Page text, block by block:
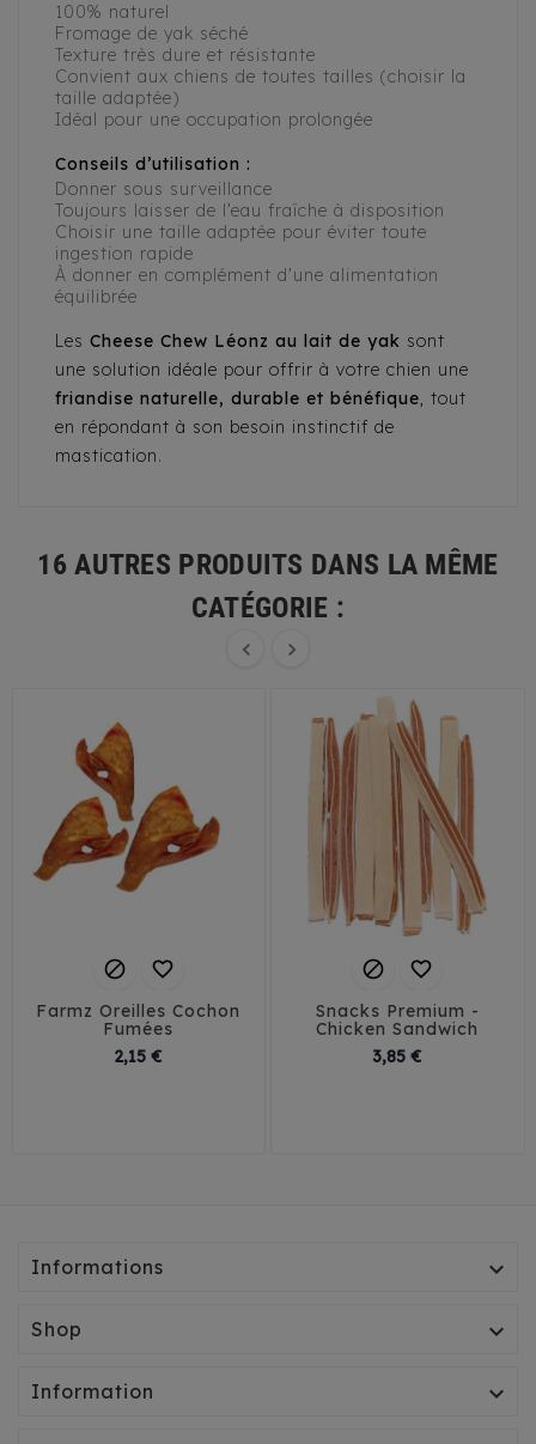
100% naturel
Fromage de yak séché
Texture très dure et résistante
Convient aux chiens de toutes tailles (choisir la
taille adaptée)
Idéal pour une occupation prolongée
Conseils d’utilisation :
Donner sous surveillance
Toujours laisser de l’eau fraîche à disposition
Choisir une taille adaptée pour éviter toute
ingestion rapide
À donner en complément d’une alimentation
équilibrée
Les Cheese Chew Léonz au lait de yak sont
une solution idéale pour offrir à votre chien une
friandise naturelle, durable et bénéfique, tout
en répondant à son besoin instinctif de
mastication.
16 AUTRES PRODUITS DANS LA MÊME
CATÉGORIE :
 
 
Farmz Oreilles Cochon
Fumées
2,15 €
 
Snacks Premium -
Chicken Sandwich
3,85 €
Informations 
Shop 
Information 